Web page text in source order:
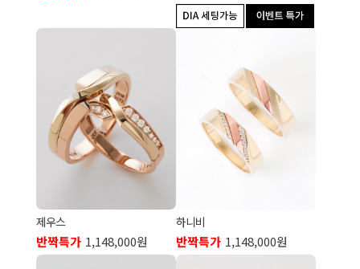
제우스
반짝특가 1,148,000원
하니비
반짝특가 1,148,000원